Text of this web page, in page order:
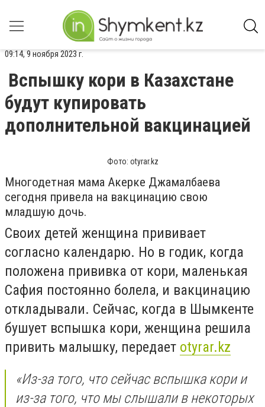
09:14, 9 ноября 2023 г.
Вспышку кори в Казахстане
будут купировать
дополнительной вакцинацией
Фото: otyrar.kz
Многодетная мама Акерке Джамалбаева
сегодня привела на вакцинацию свою
младшую дочь.
Своих детей женщина прививает
согласно календарю. Но в годик, когда
положена прививка от кори, маленькая
Сафия постоянно болела, и вакцинацию
откладывали. Сейчас, когда в Шымкенте
бушует вспышка кори, женщина решила
привить малышку, передает otyrar.kz
«Из-за того, что сейчас вспышка кори и
из-за того, что мы слышали в некоторых